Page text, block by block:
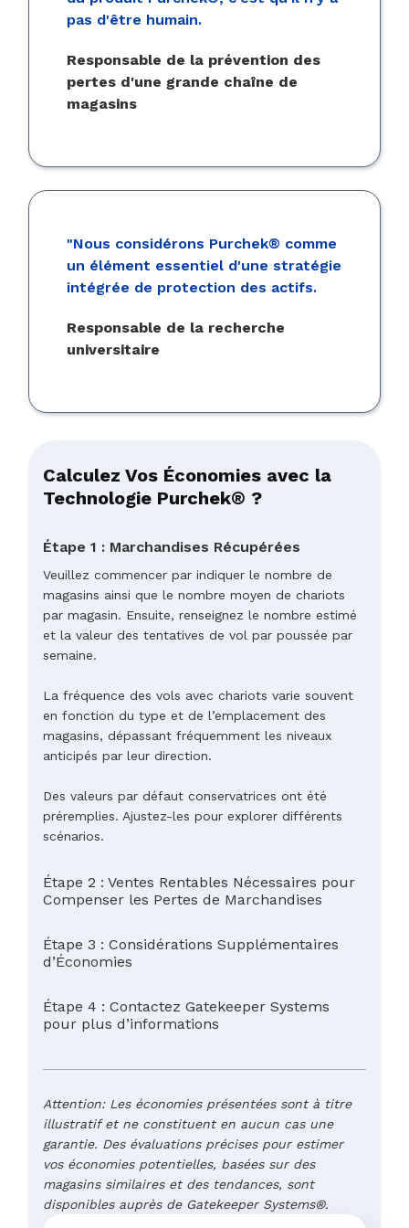
pas d'être humain.
Responsable de la prévention des
pertes d'une grande chaîne de
magasins
"Nous considérons Purchek® comme
un élément essentiel d'une stratégie
intégrée de protection des actifs.
Responsable de la recherche
universitaire
Calculez Vos Économies avec la
Technologie Purchek® ?
Étape 1 : Marchandises Récupérées
Veuillez commencer par indiquer le nombre de
magasins ainsi que le nombre moyen de chariots
par magasin. Ensuite, renseignez le nombre estimé
et la valeur des tentatives de vol par poussée par
semaine.
La fréquence des vols avec chariots varie souvent
en fonction du type et de l’emplacement des
magasins, dépassant fréquemment les niveaux
anticipés par leur direction.
Des valeurs par défaut conservatrices ont été
préremplies. Ajustez-les pour explorer différents
scénarios.
Étape 2 : Ventes Rentables Nécessaires pour
Compenser les Pertes de Marchandises
Étape 3 : Considérations Supplémentaires
d’Économies
Étape 4 : Contactez Gatekeeper Systems
pour plus d’informations
Attention: Les économies présentées sont à titre
illustratif et ne constituent en aucun cas une
garantie. Des évaluations précises pour estimer
vos économies potentielles, basées sur des
magasins similaires et des tendances, sont
disponibles auprès de Gatekeeper Systems®.